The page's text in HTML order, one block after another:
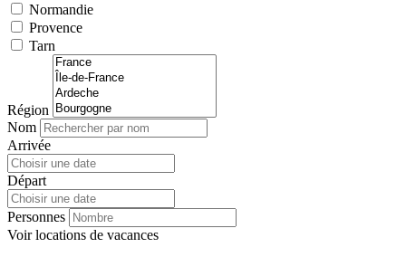
Normandie
Provence
Tarn
Région
Nom
Arrivée
Départ
Personnes
Voirlocations de vacances